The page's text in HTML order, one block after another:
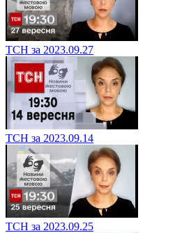
ТСН за 2023.09.27
ТСН за 2023.09.14
ТСН за 2023.09.25